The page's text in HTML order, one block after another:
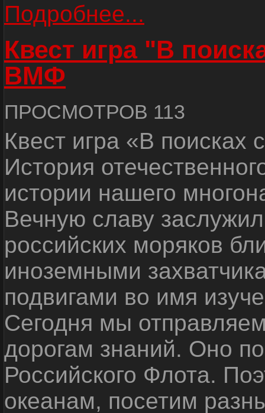
Подробнее...
Квест игра "В
ВМФ
ПРОСМОТРОВ 113
Квест игра «В
История
истории нашего
Вечную славу
российских моряков
иноземными
подвигами во имя
Сегодня мы
дорогам знаний. Оно
Российского Флота.
океанам, посетим